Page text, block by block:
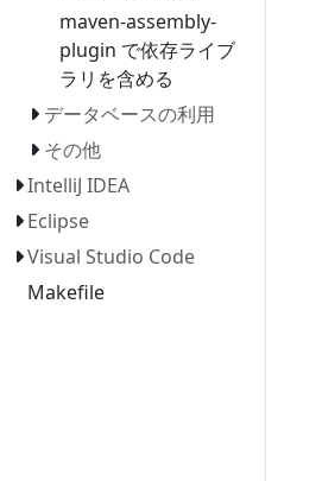
maven-assembly-
plugin で依存ライブ
ラリを含める
データベースの利用
その他
IntelliJ IDEA
Eclipse
Visual Studio Code
Makefile